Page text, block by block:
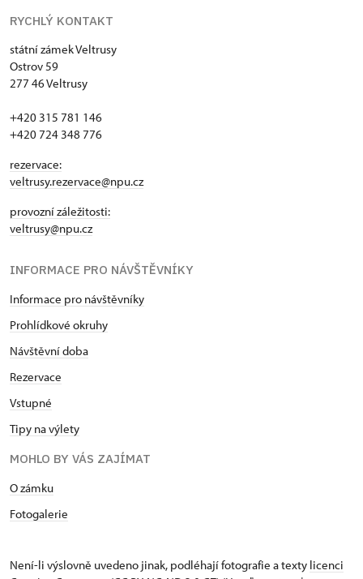
RYCHLÝ KONTAKT
státní zámek Veltrusy
Ostrov 59
277 46 Veltrusy
+420 315 781 146
+420 724 348 776
rezervace:
veltrusy.rezervace@npu.cz
provozní záležitosti:
veltrusy@npu.cz
INFORMACE PRO NÁVŠTĚVNÍKY
Informace pro návštěvníky
Prohlídkové okruhy
Návštěvní doba
Rezervace
Vstupné
Tipy na výlety
MOHLO BY VÁS ZAJÍMAT
O zámku
Fotogalerie
Není-li výslovně uvedeno jinak, podléhají fotografie a texty licenci